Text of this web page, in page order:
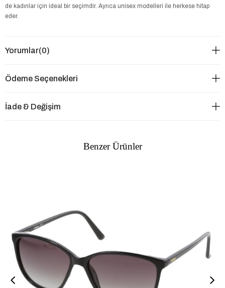
de kadınlar için ideal bir seçimdir. Ayrıca unisex modelleri ile herkese hitap
eder.
Yorumlar(0)
Ödeme Seçenekleri
İade & Değişim
Benzer Ürünler